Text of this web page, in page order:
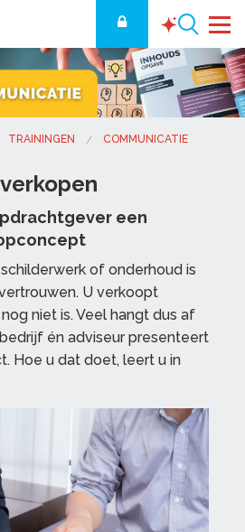
TRAININGEN COMMUNICATIE
een
of onderhoud is
U verkoopt
niet is. Veel hangt dus af
én adviseur presenteert
Hoe u dat doet, leert u in